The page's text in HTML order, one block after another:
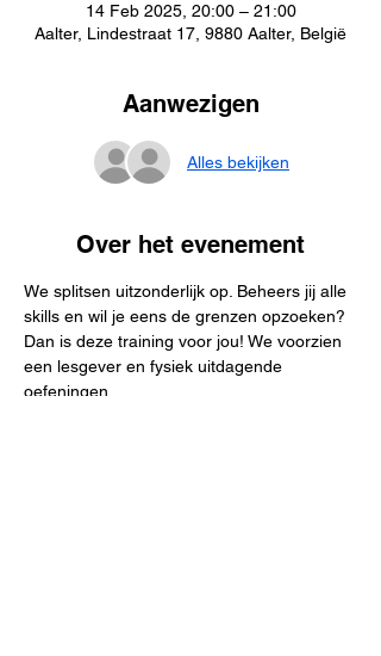
14 Feb 2025, 20:00 – 21:00
Aalter, Lindestraat 17, 9880 Aalter, België
Aanwezigen
Alles bekijken
Over het evenement
We splitsen uitzonderlijk op. Beheers jij alle
skills en wil je eens de grenzen opzoeken?
Dan is deze training voor jou! We voorzien
een lesgever en fysiek uitdagende
oefeningen.